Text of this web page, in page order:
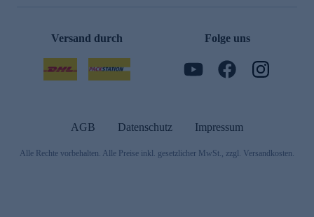
Versand durch Folge uns
AGB Datenschutz Impressum
Alle Rechte vorbehalten. Alle Preise inkl. gesetzlicher MwSt., zzgl. Versandkosten.